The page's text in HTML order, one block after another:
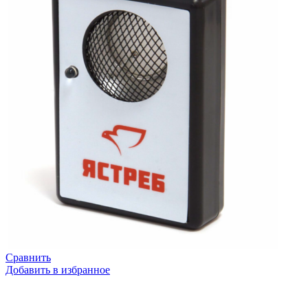
Сравнить
Добавить в избранное